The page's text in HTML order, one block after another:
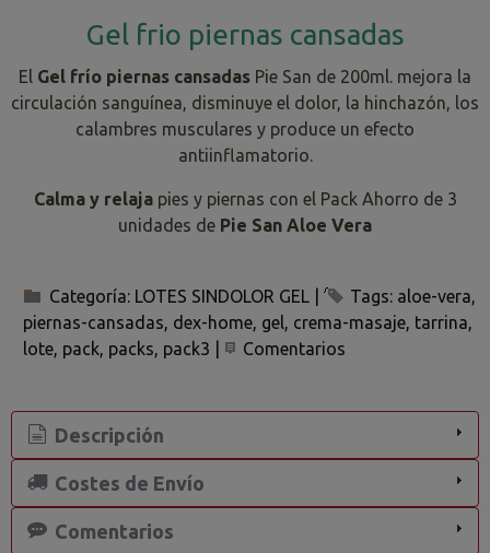
Gel frio piernas cansadas
El Gel frío piernas cansadas Pie San de 200ml. mejora la
circulación sanguínea, disminuye el dolor, la hinchazón, los
calambres musculares y produce un efecto
antiinflamatorio.
Calma y relajapies y piernas con el Pack Ahorro de 3
unidades de Pie San Aloe Vera
Categoría: LOTES SINDOLOR GEL Tags: aloe-vera
piernas-cansadas dex-home gel crema-masaje tarrina
lote pack packs pack3 Comentarios
Descripción
Costes de Envío
Comentarios